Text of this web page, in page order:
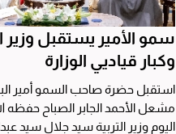
سمو الأمير يستقبل وزير
وكبار قياديي الوزارة
استقبل حضرة صاحب السمو أمير
مشعل الأحمد الجابر الصباح حفظه
اليوم وزير التربية سيد جلال سيد